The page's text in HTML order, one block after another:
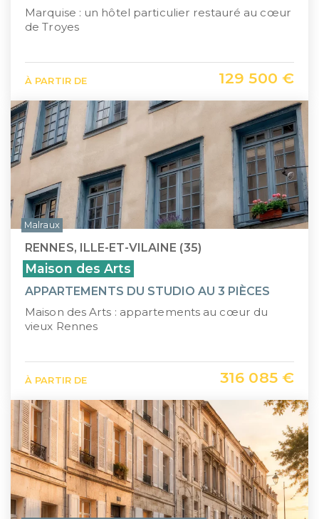
Marquise : un hôtel particulier restauré au cœur
de Troyes
À PARTIR DE 129 500 €
RENNES, ILLE-ET-VILAINE (35)
Maison des Arts
APPARTEMENTS DU STUDIO AU 3 PIÈCES
Maison des Arts : appartements au cœur du
vieux Rennes
À PARTIR DE 316 085 €
Malraux